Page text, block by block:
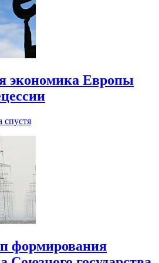
экономика Европы
спустя
формирования